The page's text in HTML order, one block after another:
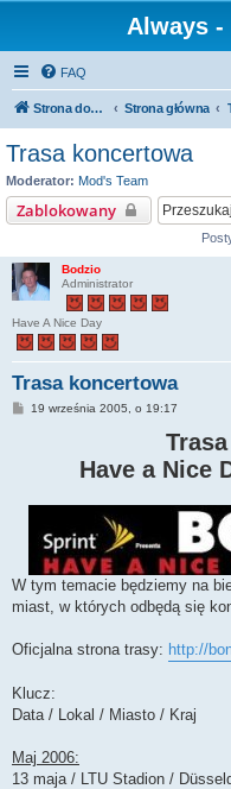
Always -
FAQ
Strona domowa Strona główna
Trasa koncertowa
Moderator: Mod's Team
Zablokowany
Bodzio
Administrator
Have A Nice Day
Trasa koncertowa
P19 września 2005, o 19:17
Have a Nice
W tym temacie będziemy na
miast, w których odbędą się
Oficjalna strona trasy: http://
Klucz:
Data / Lokal / Miasto / Kraj
Maj 2006:
13 maja / LTU Stadion /